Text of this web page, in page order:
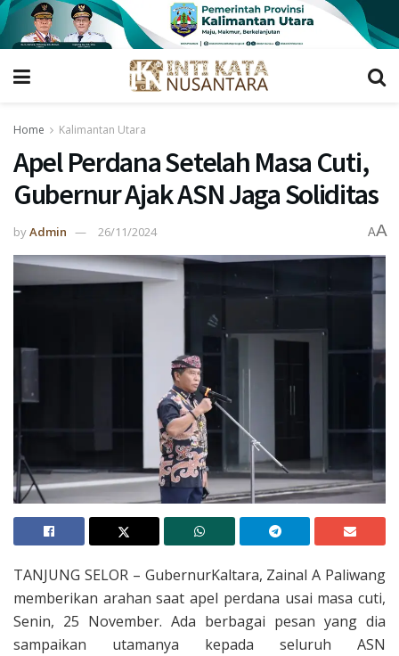
Home Kalimantan Utara
Apel Perdana Setelah Masa Cuti,
Gubernur Ajak ASN Jaga Soliditas
byAdmin 26/11/2024 AA
TANJUNG SELOR – GubernurKaltara, Zainal A Paliwang
memberikan arahan saat apel perdana usai masa cuti,
Senin, 25 November. Ada berbagai pesan yang dia
sampaikan utamanya kepada seluruh ASN